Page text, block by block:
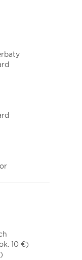
10 €)